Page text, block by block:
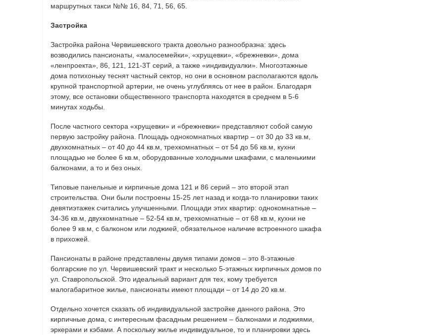
маршрутных такси №№ 16, 84, 71, 56, 65.
Застройка
Застройка района Червишевского тракта довольно разнообразна: здесь
возводились пансионаты, «малосемейки», «хрущевки», «брежневки», дома
«ленпроекта», 86, 121, 121-3Т серий, а также «индивидуалки». Многоэтажные
дома потихоньку теснят частный сектор, но они в основном располагаются вдоль
крупной транспортной артерии, не очень углубляясь от нее в район. Благодаря
этому, все остановки общественного транспорта находятся в среднем в 5-6
минутах ходьбы.
После частного сектора «хрущевки» и «брежневки» представляют собой самую
первую застройку района. Площадь однокомнатных квартир – от 30 до 33 кв.м,
двухкомнатных – от 40 до 44 кв.м, трехкомнатных – от 54 до 56 кв.м, кухни
площадью не более 6 кв.м, оборудованные холодными шкафами, с маленькими
балконами, а то и без оных.
Типовые панельные и кирпичные дома 121 и 86 серий – это второй этап
строительства. Они были построены 15-25 лет назад и когда-то планировки таких
девятиэтажек считались улучшенными. Площади этих квартир: однокомнатные –
34-36 кв.м, двухкомнатные – 52-54 кв.м, трехкомнатные – от 68 кв.м, кухни не
более 9 кв.м, с балконом или лоджией, обязательное наличие встроенного шкафа
в прихожей.
Пансионаты в районе представлены двумя типами домов – это 8-этажные
болгарские по ул. Червишевский тракт и несколько 5-этажных кирпичных домов по
ул. Ставропольской. Это идеальный вариант для тех, кому требуется
малогабаритное жилье, пансионаты имеют площади – от 14 до 20 кв.м.
Отдельно хочется сказать об индивидуальной застройке данного района. Это
кирпичные дома, с интересным фасадным решением – балконами и лоджиями,
эркерами и кэбами. А поскольку жилье индивидуальное, то и планировки здесь